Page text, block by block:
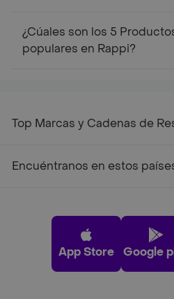
¿Cúales son los 5
populares en Rappi?
Top Marcas y Cadenas de
Encuéntranos en estos
App Store Google